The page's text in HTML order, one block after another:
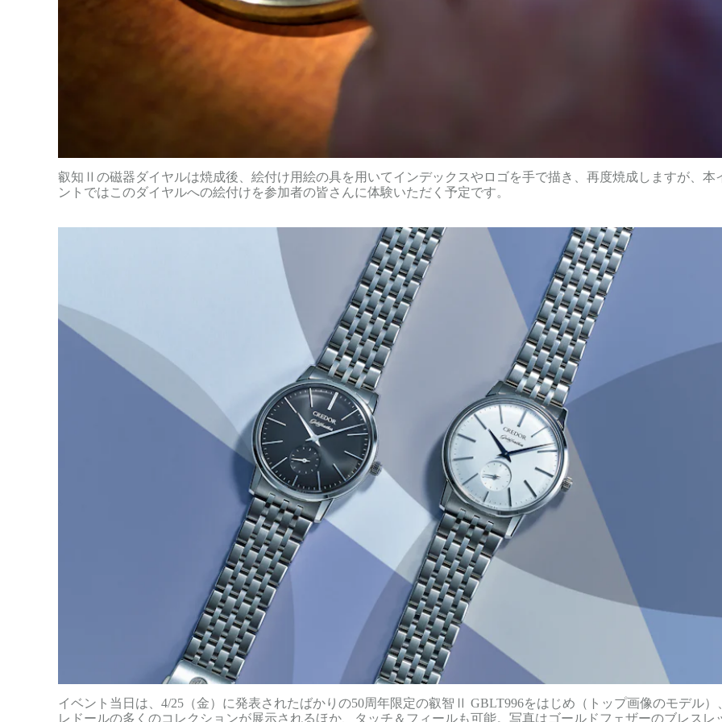
叡知Ⅱの磁器ダイヤルは焼成後、絵付け用絵の具を用いてインデックスやロゴを手で描き、再度焼成しますが、本
ントではこのダイヤルへの絵付けを参加者の皆さんに体験いただく予定です。
イベント当日は、4/25（金）に発表されたばかりの50周年限定の叡智Ⅱ GBLT996をはじめ（トップ画像のモデル）
レドールの多くのコレクションが展示されるほか、タッチ＆フィールも可能。写真はゴールドフェザーのブレスレ